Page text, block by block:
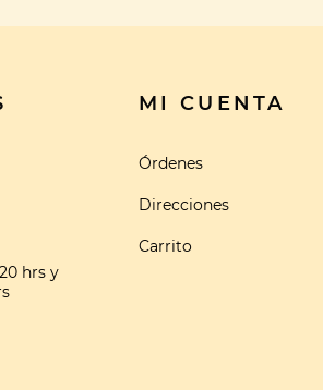
hrs y
MI CUENTA
Órdenes
Direcciones
Carrito